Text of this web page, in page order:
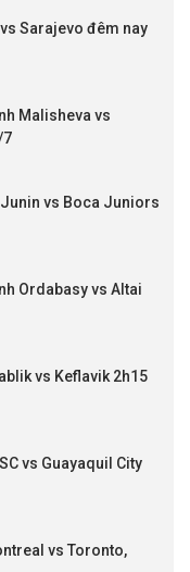
Sarajevo đêm nay
Malisheva vs
7
vs Boca Juniors
Ordabasy vs Altai
vs Keflavik 2h15
vs Guayaquil City
vs Toronto,